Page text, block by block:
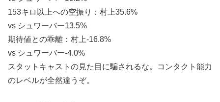
153キロ以上への空振り：村上35.6%
vs シュワーバー13.5%
期待値との乖離：村上-16.8%
vs シュワーバー-4.0%
スタットキャストの見た目に騙されるな。コンタクト能力
のレベルが全然違うぞ。